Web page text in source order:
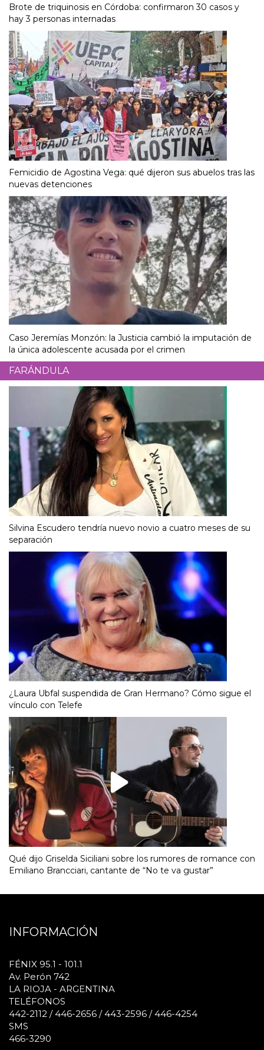
Brote de triquinosis en Córdoba: confirmaron 30 casos y
hay 3 personas internadas
Femicidio de Agostina Vega: qué dijeron sus abuelos tras las
nuevas detenciones
Caso Jeremías Monzón: la Justicia cambió la imputación de
la única adolescente acusada por el crimen
FARÁNDULA
Silvina Escudero tendría nuevo novio a cuatro meses de su
separación
¿Laura Ubfal suspendida de Gran Hermano? Cómo sigue el
vínculo con Telefe
Qué dijo Griselda Siciliani sobre los rumores de romance con
Emiliano Brancciari, cantante de “No te va gustar”
INFORMACIÓN
FÉNIX 95.1 - 101.1
Av. Perón 742
LA RIOJA - ARGENTINA
TELÉFONOS
442-2112 / 446-2656 / 443-2596 / 446-4254
SMS
466-3290